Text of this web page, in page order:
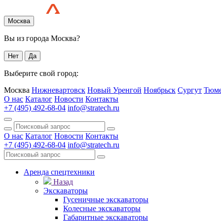
Москва
Вы из города Москва?
Нет Да
Выберите свой город:
Москва Нижневартовск Новый Уренгой Ноябрьск Сургут
О нас Каталог Новости Контакты
+7 (495) 492-68-04 info@stratech.ru
О нас Каталог Новости Контакты
+7 (495) 492-68-04 info@stratech.ru
Аренда спецтехники
Назад
Экскаваторы
Гусеничные экскаваторы
Колесные экскаваторы
Габаритные экскаваторы